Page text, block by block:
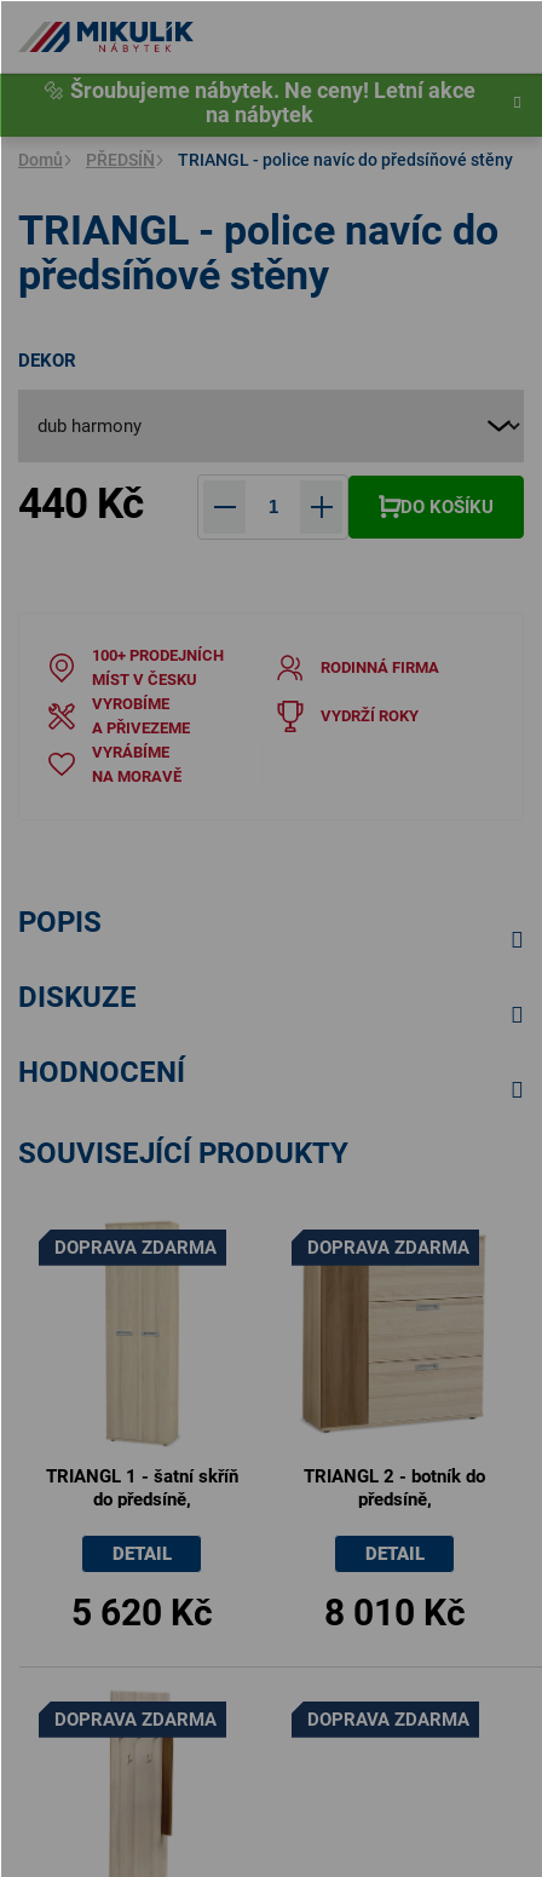
obsah
🔩 Šroubujeme nábytek. Ne ceny! Letní akce
na nábytek
Domů PŘEDSÍŇ TRIANGL - police navíc do předsíňové stěny
DEKOR
440 Kč DO KOŠÍKU
TRIANGL - police navíc do
předsíňové stěny
100+ PRODEJNÍCH
MÍST V ČESKU
RODINNÁ FIRMA
VYROBÍME
A PŘIVEZEME
VYDRŽÍ ROKY
VYRÁBÍME
NA MORAVĚ
POPIS
DISKUZE
HODNOCENÍ
SOUVISEJÍCÍ PRODUKTY
DOPRAVA ZDARMA
TRIANGL 1 - šatní skříň
do předsíně,
5 620 Kč
DETAIL
DOPRAVA ZDARMA
TRIANGL 2 - botník do
předsíně,
8 010 Kč
DETAIL
DOPRAVA ZDARMA DOPRAVA ZDARMA